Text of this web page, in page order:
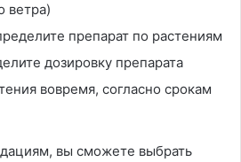
ветра)
препарат по растениям
дозировку препарата
вовремя, согласно срокам
вы сможете выбрать